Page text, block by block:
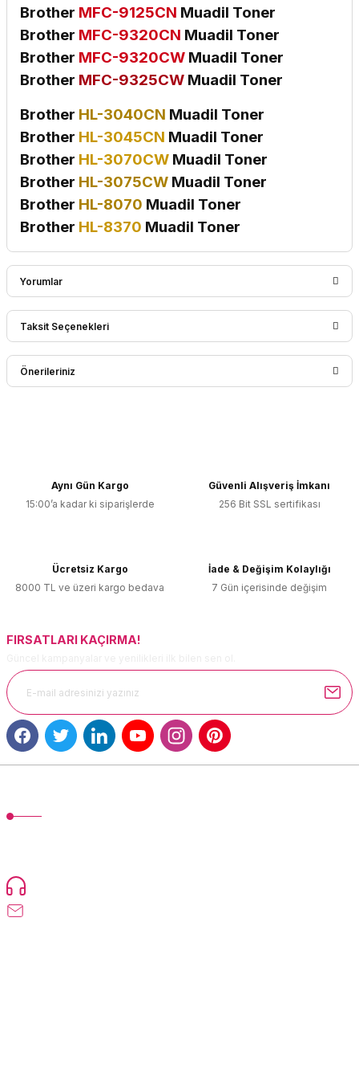
Brother MFC-9125CN Muadil Toner
Brother MFC-9320CN Muadil Toner
Brother MFC-9320CW Muadil Toner
Brother MFC-9325CW Muadil Toner
Brother HL-3040CN Muadil Toner
Brother HL-3045CN Muadil Toner
Brother HL-3070CW Muadil Toner
Brother HL-3075CW Muadil Toner
Brother HL-8070 Muadil Toner
Brother HL-8370 Muadil Toner
Yorumlar
Bu ürüne ilk yorumu siz yapın!
Taksit Seçenekleri
Önerileriniz
Ürün resmi kalitesiz, bozuk veya görüntülenemiyor.
Ürün fiyatı diğer sitelerden daha pahalı.
Bu ürüne benzer farklı alternatifler olmalı.
Aynı Gün Kargo
15:00’a kadar ki siparişlerde
Güvenli Alışveriş İmkanı
256 Bit SSL sertifikası
Ücretsiz Kargo
8000 TL ve üzeri kargo bedava
İade & Değişim Kolaylığı
7 Gün içerisinde değişim
FIRSATLARI KAÇIRMA!